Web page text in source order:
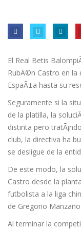
El Real Betis
RubÃ©n Castro en la
EspaÃ±a hasta su
Seguramente si la
de la platilla, la
distinta pero
club, la directiva ha
se desligue de la
De este modo, la
Castro desde la
futbolista a la liga
de Gregorio Manzano.
Al terminar la